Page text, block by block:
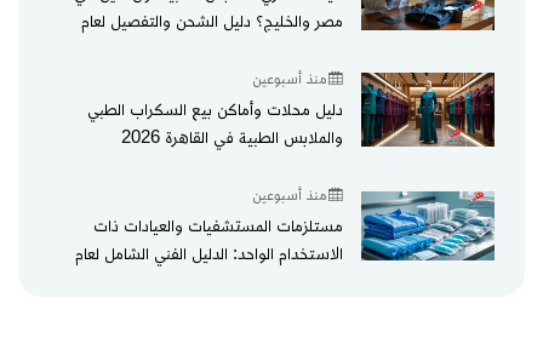
مصر والخليج؟ دليل الشحن والتفصيل لعام
منذ أسبوعين
دليل محلات وأماكن بيع السكراب الطبي
والملابس الطبية في القاهرة 2026
منذ أسبوعين
مستلزمات المستشفيات والعيادات ذات
الاستخدام الواحد: الدليل الفني الشامل لعام